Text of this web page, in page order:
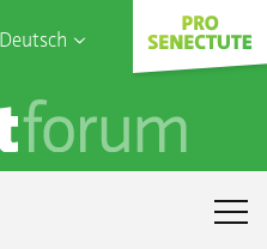
Deutsch
English
Français